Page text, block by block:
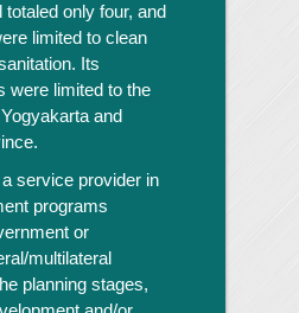
only four, and
limited to clean
Its
were limited to the
and
service provider in
programs
or
multilateral
planning stages,